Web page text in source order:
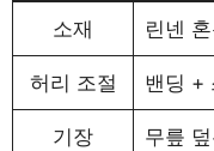
소재 린넨
허리 조절 밴딩 +
기장 무릎